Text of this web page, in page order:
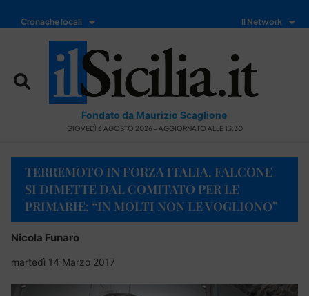
Cronache locali Il Network
Fondato da Maurizio Scaglione
GIOVEDÌ 6 AGOSTO 2026 - AGGIORNATO ALLE 13:30
TERREMOTO IN FORZA ITALIA, FALCONE
SI DIMETTE DAL COMITATO PER LE
PRIMARIE: “IN MOLTI NON LE VOGLIONO”
Nicola Funaro
martedì 14 Marzo 2017